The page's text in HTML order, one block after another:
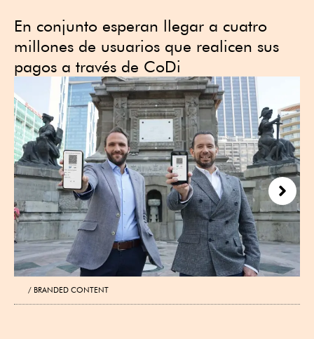
En conjunto esperan llegar a cuatro
millones de usuarios que realicen sus
pagos a través de CoDi
BRANDED CONTENT
Next